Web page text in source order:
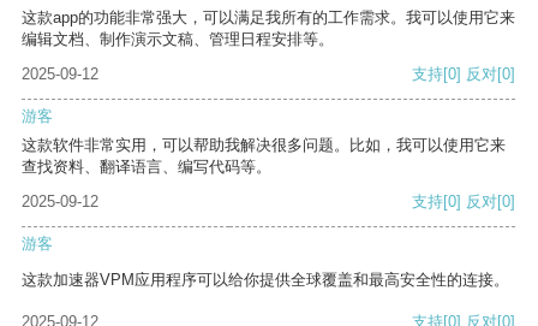
这款app的功能非常强大，可以满足我所有的工作需求。我可以使用它来
编辑文档、制作演示文稿、管理日程安排等。
2025-09-12
支持[0] 反对[0]
游客
这款软件非常实用，可以帮助我解决很多问题。比如，我可以使用它来
查找资料、翻译语言、编写代码等。
2025-09-12
支持[0] 反对[0]
游客
这款加速器VPM应用程序可以给你提供全球覆盖和最高安全性的连接。
2025-09-12 支持[0] 反对[0]